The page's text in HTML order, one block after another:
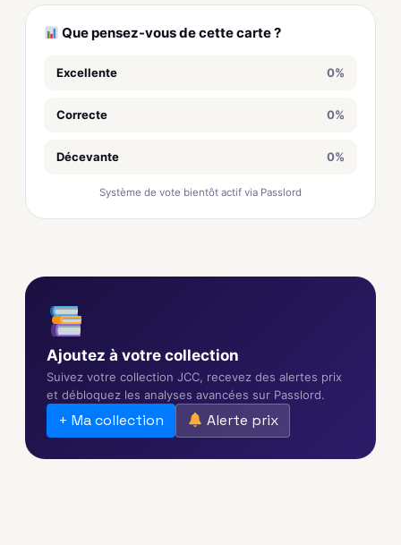
Que pensez-vous de cette carte ?
Excellente 0%
Correcte 0%
Décevante 0%
Système de vote bientôt actif via Passlord
Ajoutez à votre collection
Suivez votre collection JCC, recevez des alertes prix
et débloquez les analyses avancées sur Passlord.
+ Ma collection Alerte prix